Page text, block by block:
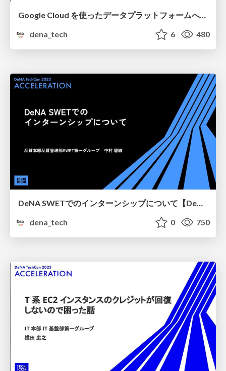
Google Cloud を使ったデータプラットフォームへの変革と 最新の活用状況について
dena_tech
6 480
dena_tech
0 750